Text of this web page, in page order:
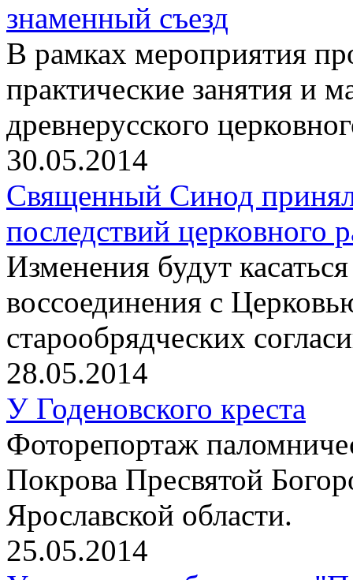
знаменный съезд
В рамках мероприятия
практические занятия и
древнерусского
30.05.2014
Священный Синод
последствий церковного
Изменения будут
воссоединения с
старообрядческих
28.05.2014
У Годеновского креста
Фоторепортаж
Покрова Пресвятой
Ярославской области.
25.05.2014